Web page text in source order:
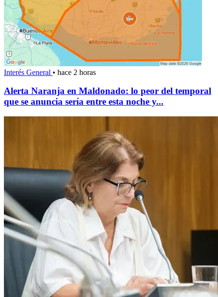
Interés General • hace 2 horas
Alerta Naranja en Maldonado: lo peor del temporal
que se anuncia sería entre esta noche y...